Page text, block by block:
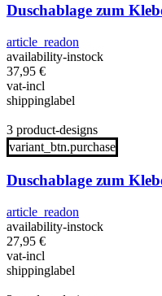
Duschablage zum
article_readon
availability-instock
37,95 €
vat-incl
shippinglabel
3 product-designs
variant_btn.purchase
Duschablage zum
article_readon
availability-instock
27,95 €
vat-incl
shippinglabel